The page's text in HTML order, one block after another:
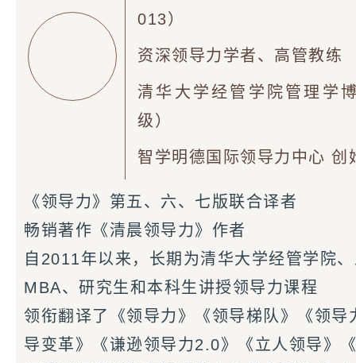
013）
资深领导力学者、高管教练
清华大学经管学院管理学
级）
智学明德国际领导力中心 创
《领导力》第五、六、七版联合译者
畅销著作《清晨领导力》作者
自2011年以来，长期为清华大学经管学院
MBA、研究生和本科生讲授领导力课程
领衔翻译了《领导力》《领导梯队》《领
导变革》《谦逊领导力2.0》《立人领导》